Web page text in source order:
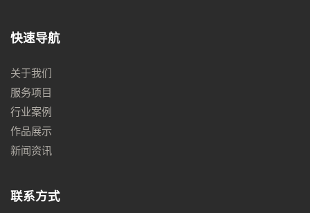
快速导航
关于我们
服务项目
行业案例
作品展示
新闻资讯
联系方式